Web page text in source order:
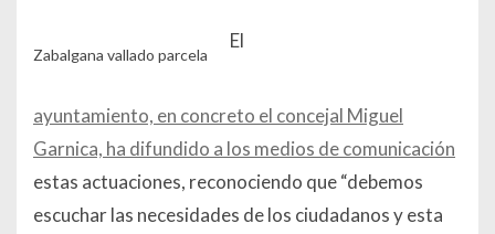
Zabalgana vallado parcela
El
ayuntamiento, en concreto el concejal Miguel
Garnica, ha difundido a los medios de comunicación
estas actuaciones, reconociendo que “debemos
escuchar las necesidades de los ciudadanos y esta